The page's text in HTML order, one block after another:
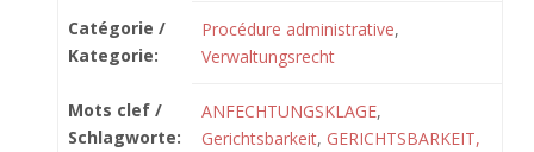
Catégorie /
Kategorie:
Procédure administrative,
Verwaltungsrecht
Mots clef /
Schlagworte:
ANFECHTUNGSKLAGE,
Gerichtsbarkeit, GERICHTSBARKEIT,